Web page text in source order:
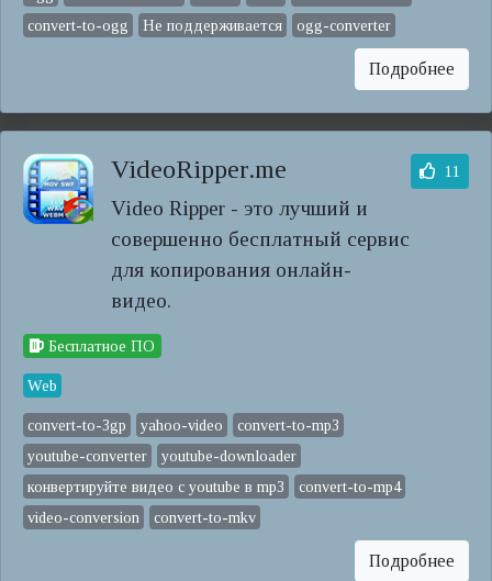
convert-to-ogg
Не поддерживается ogg-converter
Подробнее
VideoRipper.me
Video Ripper - это лучший и
совершенно бесплатный сервис
для копирования онлайн-
видео.
11
Бесплатное ПО
Web
convert-to-3gp yahoo-video
convert-to-mp3
youtube-converter
youtube-downloader
конвертируйте видео с youtube в mp3
convert-to-mp4
video-conversion
convert-to-mkv
Подробнее